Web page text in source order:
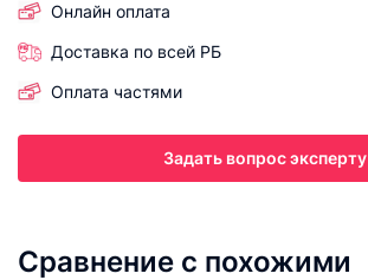
Онлайн оплата
Доставка по всей РБ
Оплата частями
Задать вопрос эксперту
Сравнение с похожими